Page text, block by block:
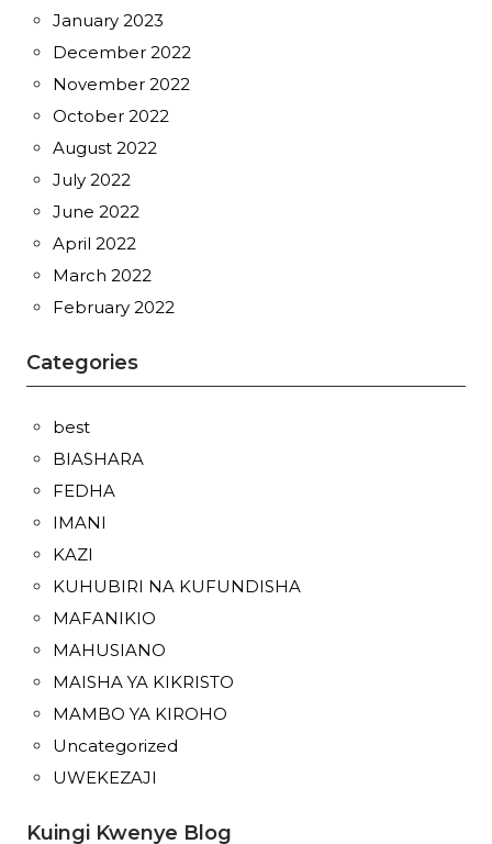
January 2023
December 2022
November 2022
October 2022
August 2022
July 2022
June 2022
April 2022
March 2022
February 2022
Categories
best
BIASHARA
FEDHA
IMANI
KAZI
KUHUBIRI NA KUFUNDISHA
MAFANIKIO
MAHUSIANO
MAISHA YA KIKRISTO
MAMBO YA KIROHO
Uncategorized
UWEKEZAJI
Kuingi Kwenye Blog